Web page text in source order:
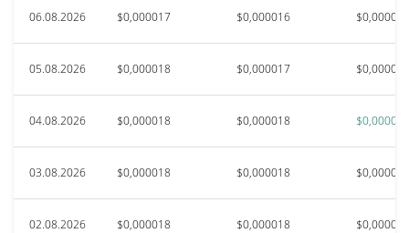
06.08.2026 $0,000017 $0,000016 $0,000017
05.08.2026 $0,000018 $0,000017 $0,000018
04.08.2026 $0,000018 $0,000018 $0,000018
03.08.2026 $0,000018 $0,000018 $0,000018
02.08.2026 $0,000018 $0,000018 $0,000018